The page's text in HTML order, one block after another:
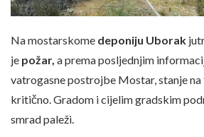
Na mostarskome deponiju Uborak
je požar, a prema posljednjim
vatrogasne postrojbe Mostar, stanje na
kritično. Gradom i cijelim gradskim
smrad paleži.